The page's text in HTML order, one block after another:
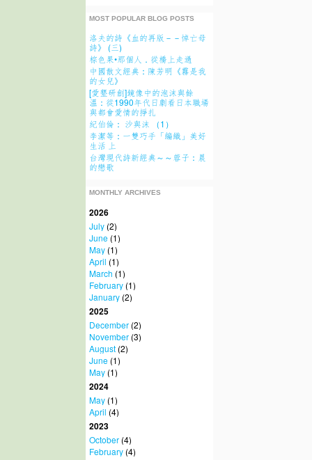
MOST POPULAR BLOG POSTS
洛夫的詩《血的再版－－悼亡母
詩》 (三)
棕色果•那個人．從橋上走過
中國散文經典：陳芳明《霧是我
的女兒》
[愛墾研創]鏡像中的泡沫與餘
溫：從1990年代日劇看日本職場
與都會愛情的掙扎
紀伯倫： 沙與沫 （1）
李潔等：一雙巧手「編織」美好
生活 上
台灣現代詩新經典～～蓉子：晨
的戀歌
MONTHLY ARCHIVES
2026
July(2)
June(1)
May(1)
April (1)
March (1)
February(1)
January(2)
2025
December(2)
November(3)
August(2)
June(1)
May(1)
2024
May(1)
April (4)
2023
October(4)
February(4)